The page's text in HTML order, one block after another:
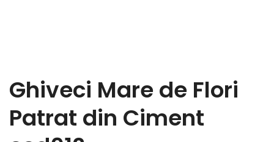
Ghiveci Mare de Flori
Patrat din Ciment